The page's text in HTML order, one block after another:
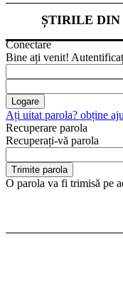
ȘTIRILE
Conectare
Bine ați venit!
Ați uitat parola? obține
Recuperare parola
Recuperați-vă parola
O parola va fi trimisă pe